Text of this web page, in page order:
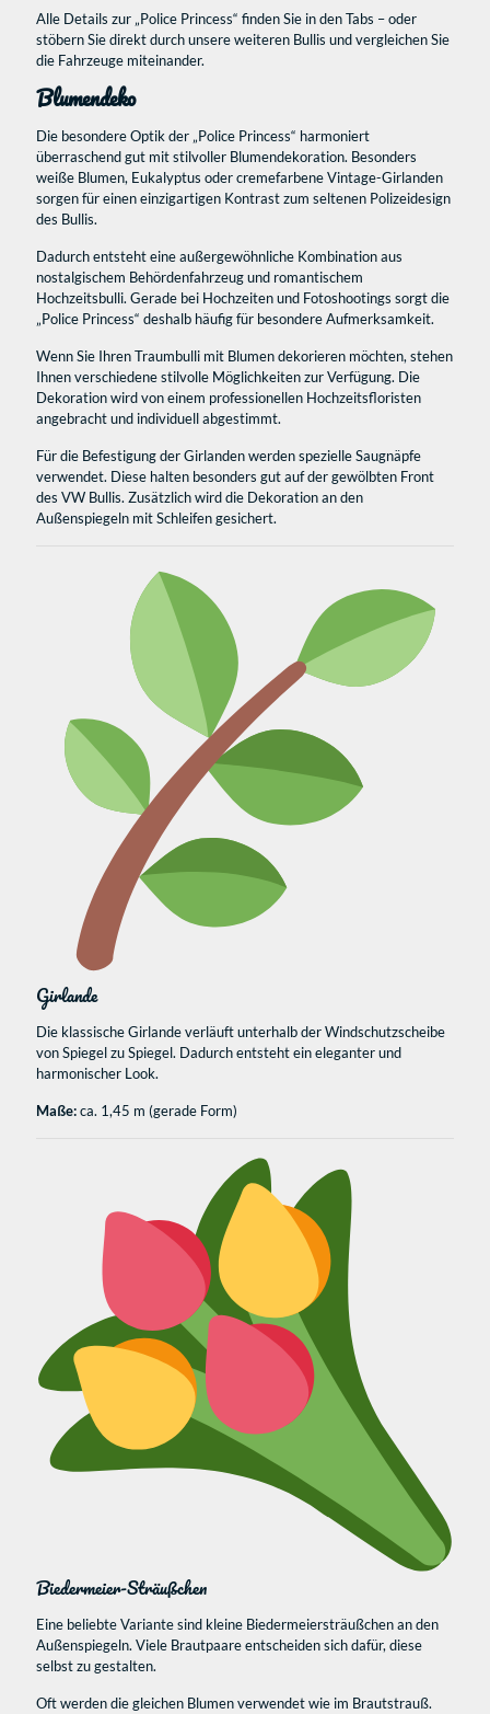
Alle Details zur „Police Princess“ finden Sie in den Tabs – oder
stöbern Sie direkt durch unsere weiteren Bullis und vergleichen Sie
die Fahrzeuge miteinander.
Blumendeko
Die besondere Optik der „Police Princess“ harmoniert
überraschend gut mit stilvoller Blumendekoration. Besonders
weiße Blumen, Eukalyptus oder cremefarbene Vintage-Girlanden
sorgen für einen einzigartigen Kontrast zum seltenen Polizeidesign
des Bullis.
Dadurch entsteht eine außergewöhnliche Kombination aus
nostalgischem Behördenfahrzeug und romantischem
Hochzeitsbulli. Gerade bei Hochzeiten und Fotoshootings sorgt die
„Police Princess“ deshalb häufig für besondere Aufmerksamkeit.
Wenn Sie Ihren Traumbulli mit Blumen dekorieren möchten, stehen
Ihnen verschiedene stilvolle Möglichkeiten zur Verfügung. Die
Dekoration wird von einem professionellen Hochzeitsfloristen
angebracht und individuell abgestimmt.
Für die Befestigung der Girlanden werden spezielle Saugnäpfe
verwendet. Diese halten besonders gut auf der gewölbten Front
des VW Bullis. Zusätzlich wird die Dekoration an den
Außenspiegeln mit Schleifen gesichert.
Girlande
Die klassische Girlande verläuft unterhalb der Windschutzscheibe
von Spiegel zu Spiegel. Dadurch entsteht ein eleganter und
harmonischer Look.
Maße:ca. 1,45 m (gerade Form)
Biedermeier-Sträußchen
Eine beliebte Variante sind kleine Biedermeiersträußchen an den
Außenspiegeln. Viele Brautpaare entscheiden sich dafür, diese
selbst zu gestalten.
Oft werden die gleichen Blumen verwendet wie im Brautstrauß.